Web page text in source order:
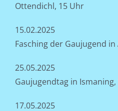
Ottendichl, 15 Uhr
15.02.2025
Fasching der Gaujugend
25.05.2025
Gaujugendtag in
17.05.2025